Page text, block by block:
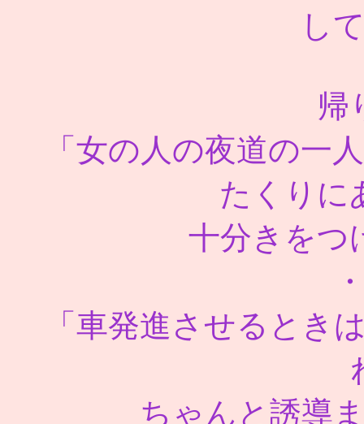
し
帰
「女の人の夜道の一
たくりに
十分きをつ
「車発進させるとき
ちゃんと誘導